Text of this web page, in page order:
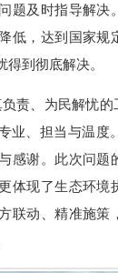
题及时指导解决
低，达到国家规
得到彻底解决。
、为民解忧的
业、担当与温度
感谢。此次问题
体现了生态环境
联动、精准施策